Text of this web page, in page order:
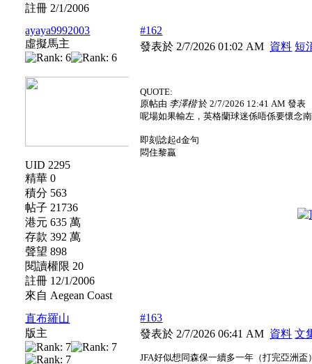
註冊 2/1/2006
ayaya9992003
虛擬馬主
UID 2295
精華 0
積分 563
帖子 21736
港元 635 萬
存款 392 萬
聲望 898
閱讀權限 20
註冊 12/1/2006
來自 Aegean Coast
#162
發表於 2/7/2026 01:02 AM 資料 短
QUOTE:
原帖由 李澤楷於 2/7/2026 12:41 AM 發表
呢場如果輸左，英格蘭球迷係唔係要懷念
即刻諗起d金句
悶住黎贏
直布羅山
版主
#163
發表於 2/7/2026 06:41 AM 資料 文
JFA好似想同森保一續多一年（打完亞洲盃